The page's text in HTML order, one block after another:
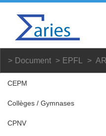
Document EPFL
CEPM
Collèges / Gymnases
CPNV